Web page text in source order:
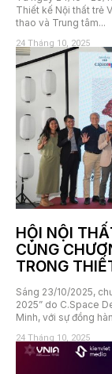
Thiết kế Nội thất trẻ
thao và Trung tâm...
24 Tháng 10, 2025
HỘI NỘI
CÙNG
TRONG
Sáng 23/10/2025,
2025” do C.Space
Minh, với sự đồng
24 Tháng 10, 2025